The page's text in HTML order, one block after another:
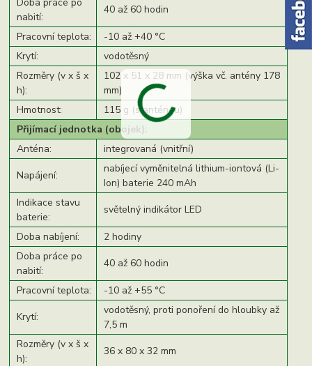
nabití:
40 až 60 hodin
Pracovní teplota:
-10 až +40 °C
Krytí:
vodotěsný
Rozměry (v x š x
h):
102 x 51 x 28 mm (výška vč. antény 178
mm)
Hmotnost:
115 g (s anténou)
Přijímací jednotka (obojek):
Anténa:
integrovaná (vnitřní)
Napájení:
nabíjecí vyměnitelná lithium-iontová (Li-
Ion) baterie 240 mAh
Indikace stavu
baterie:
světelný indikátor LED
Doba nabíjení:
2 hodiny
Doba práce po
nabití:
40 až 60 hodin
Pracovní teplota:
-10 až +55 °C
Krytí:
vodotěsný, proti ponoření do hloubky až
7,5 m
Rozměry (v x š x
h):
36 x 80 x 32 mm